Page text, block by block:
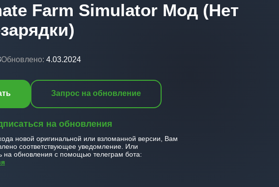
Farm Simulator Мод (Нет
Обновлено: 4.03.2024
Запрос на обновление
на обновления
новой оригинальной или взломанной версии, Вам
соответствующее уведомление. Или
на обновления с помощью телеграм бота: